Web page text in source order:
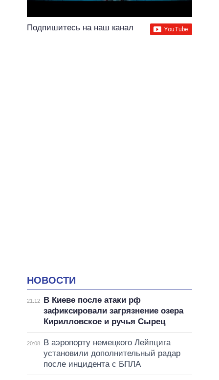
Подпишитесь на наш канал
НОВОСТИ
21:12
В Киеве после атаки рф
зафиксировали загрязнение озера
Кирилловское и ручья Сырец
20:08
В аэропорту немецкого Лейпцига
установили дополнительный радар
после инцидента с БПЛА